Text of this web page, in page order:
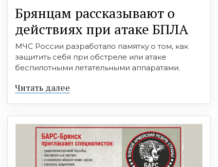
Брянцам рассказывают о
действиях при атаке БПЛА
МЧС России разработало памятку о том, как
защитить себя при обстреле или атаке
беспилотными летательными аппаратами.
Читать далее